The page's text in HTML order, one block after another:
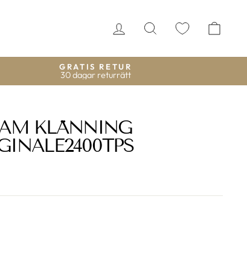
LOGGA IN
SÖK
GRATIS RETUR
30 dagar returrätt
KLÄNNING